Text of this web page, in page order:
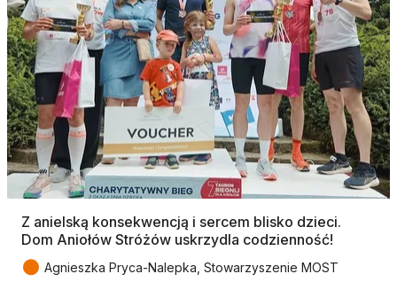
Z anielską konsekwencją i sercem blisko dzieci.
Dom Aniołów Stróżów uskrzydla codzienność!
● Agnieszka Pryca-Nalepka, Stowarzyszenie MOST